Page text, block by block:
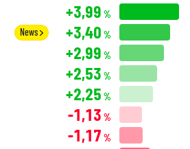
+3,99 %
News +3,40 %
+2,99 %
+2,53 %
+2,25 %
-1,13 %
-1,17 %